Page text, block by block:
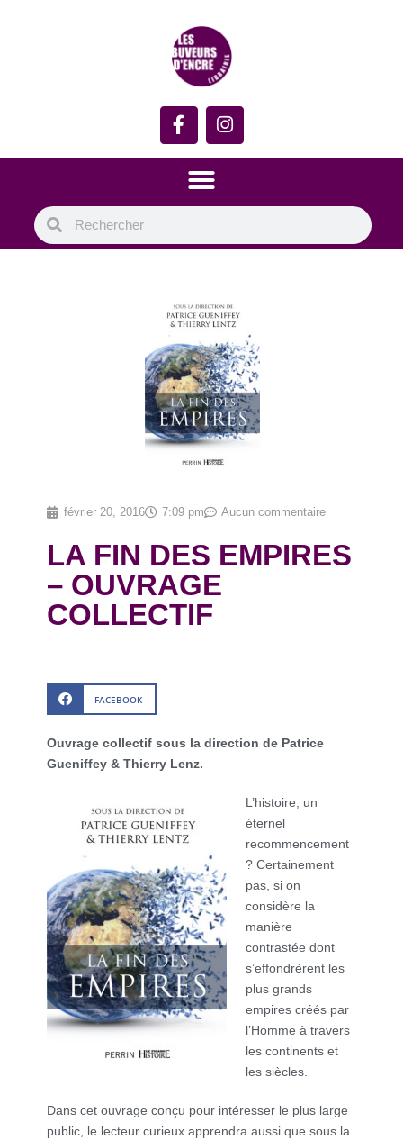
février 20, 2016 7:09 pm Aucun commentaire
LA FIN DES EMPIRES
– OUVRAGE
COLLECTIF
FACEBOOK
Ouvrage collectif sous la direction de Patrice
Gueniffey & Thierry Lenz.
L’histoire, un
éternel
recommencement
? Certainement
pas, si on
considère la
manière
contrastée dont
s’effondrèrent les
plus grands
empires créés par
l’Homme à travers
les continents et
les siècles.
Dans cet ouvrage conçu pour intéresser le plus large
public, le lecteur curieux apprendra aussi que sous la